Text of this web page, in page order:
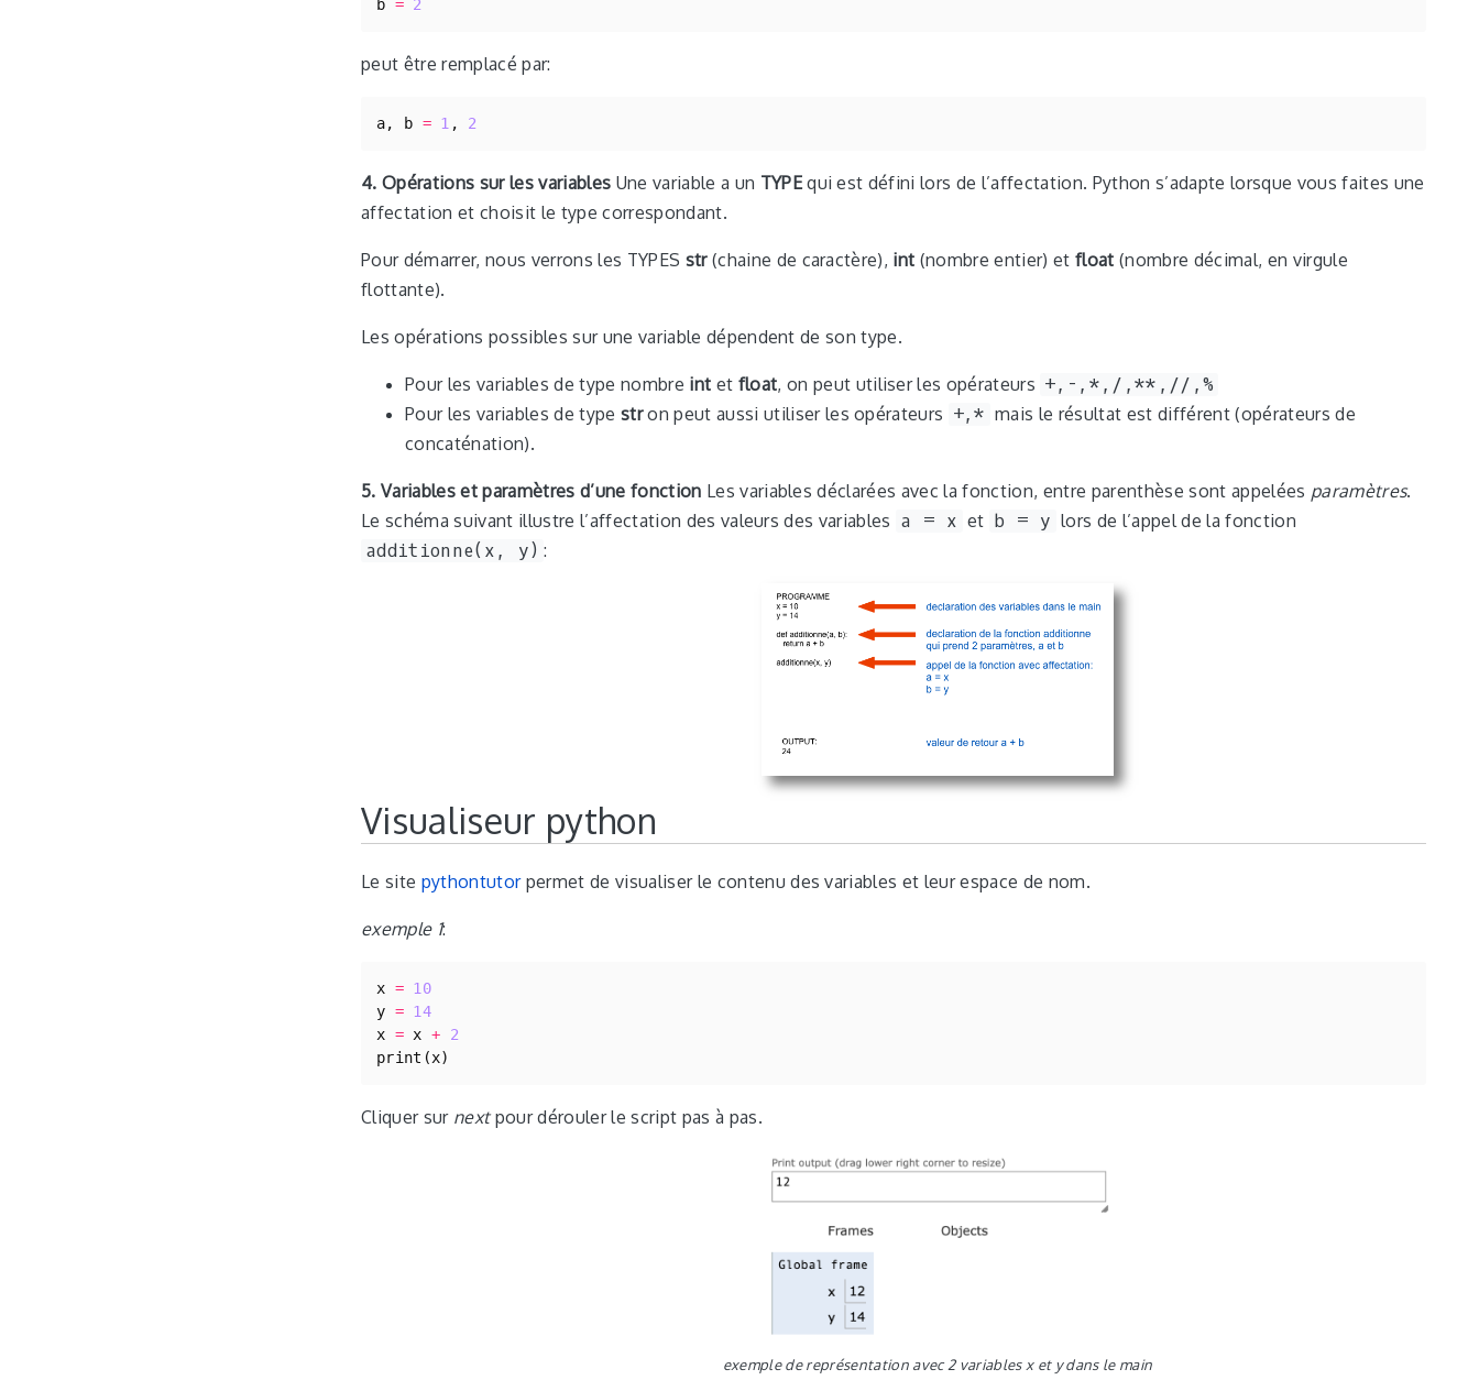
b = 2
peut être remplacé par:
a, b = 1 , 2
4. Opérations sur les variables Une variable a un TYPEqui est défini lors de l’affectation. Python s’adapte lorsque vous faites une
affectation et choisit le type correspondant.
Pour démarrer, nous verrons les TYPES str(chaine de caractère), int (nombre entier) etfloat (nombre décimal, en virgule
flottante).
Les opérations possibles sur une variable dépendent de son type.
Pour les variables de type nombre int et float, on peut utiliser les opérateurs +,-,*,/,**,//,%
Pour les variables de type stron peut aussi utiliser les opérateurs +,* mais le résultat est différent (opérateurs de
concaténation).
5. Variables et paramètres d’une fonction Les variables déclarées avec la fonction, entre parenthèse sont appelées paramètres.
Le schéma suivant illustre l’affectation des valeurs des variables a = x et b = y lors de l’appel de la fonction
additionne(x, y) :
Visualiseur python
Le site pythontutorpermet de visualiser le contenu des variables et leur espace de nom.
exemple 1:
x = 10
y = 14
x = x +
2
print (x)
Cliquer sur nextpour dérouler le script pas à pas.
exemple de représentation avec 2 variables x et y dans le main